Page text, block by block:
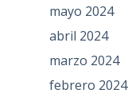
mayo 2024
abril 2024
marzo 2024
febrero 2024